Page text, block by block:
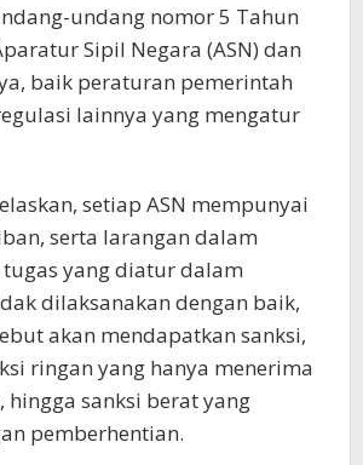
undang nomor 5 Tahun
Sipil Negara (ASN) dan
baik peraturan pemerintah
lainnya yang mengatur
setiap ASN mempunyai
serta larangan dalam
yang diatur dalam
dilaksanakan dengan baik,
akan mendapatkan sanksi,
ringan yang hanya menerima
hingga sanksi berat yang
pemberhentian.